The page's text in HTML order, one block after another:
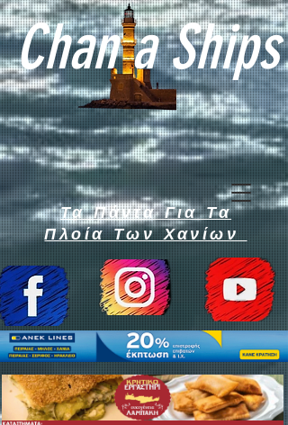
Chan a Ships
Τα Πάντα Για Τα
Πλοία Των Χανίων